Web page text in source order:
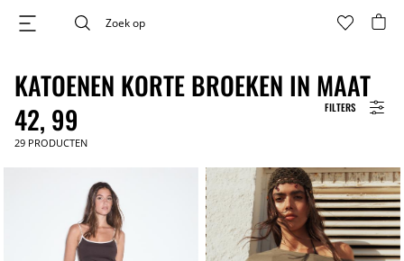
FILTERS
KATOENEN KORTE BROEKEN IN MAAT
42, 99
29 PRODUCTEN